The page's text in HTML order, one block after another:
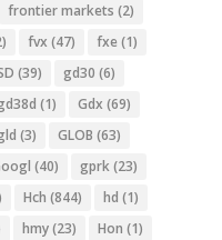
frontier markets (2)
fvx (47) fxe (1)
(39) gd30 (6)
(1) Gdx (69)
(3) GLOB (63)
(40) gprk(23)
Hch (844) hd (1)
hmy(23) Hon (1)